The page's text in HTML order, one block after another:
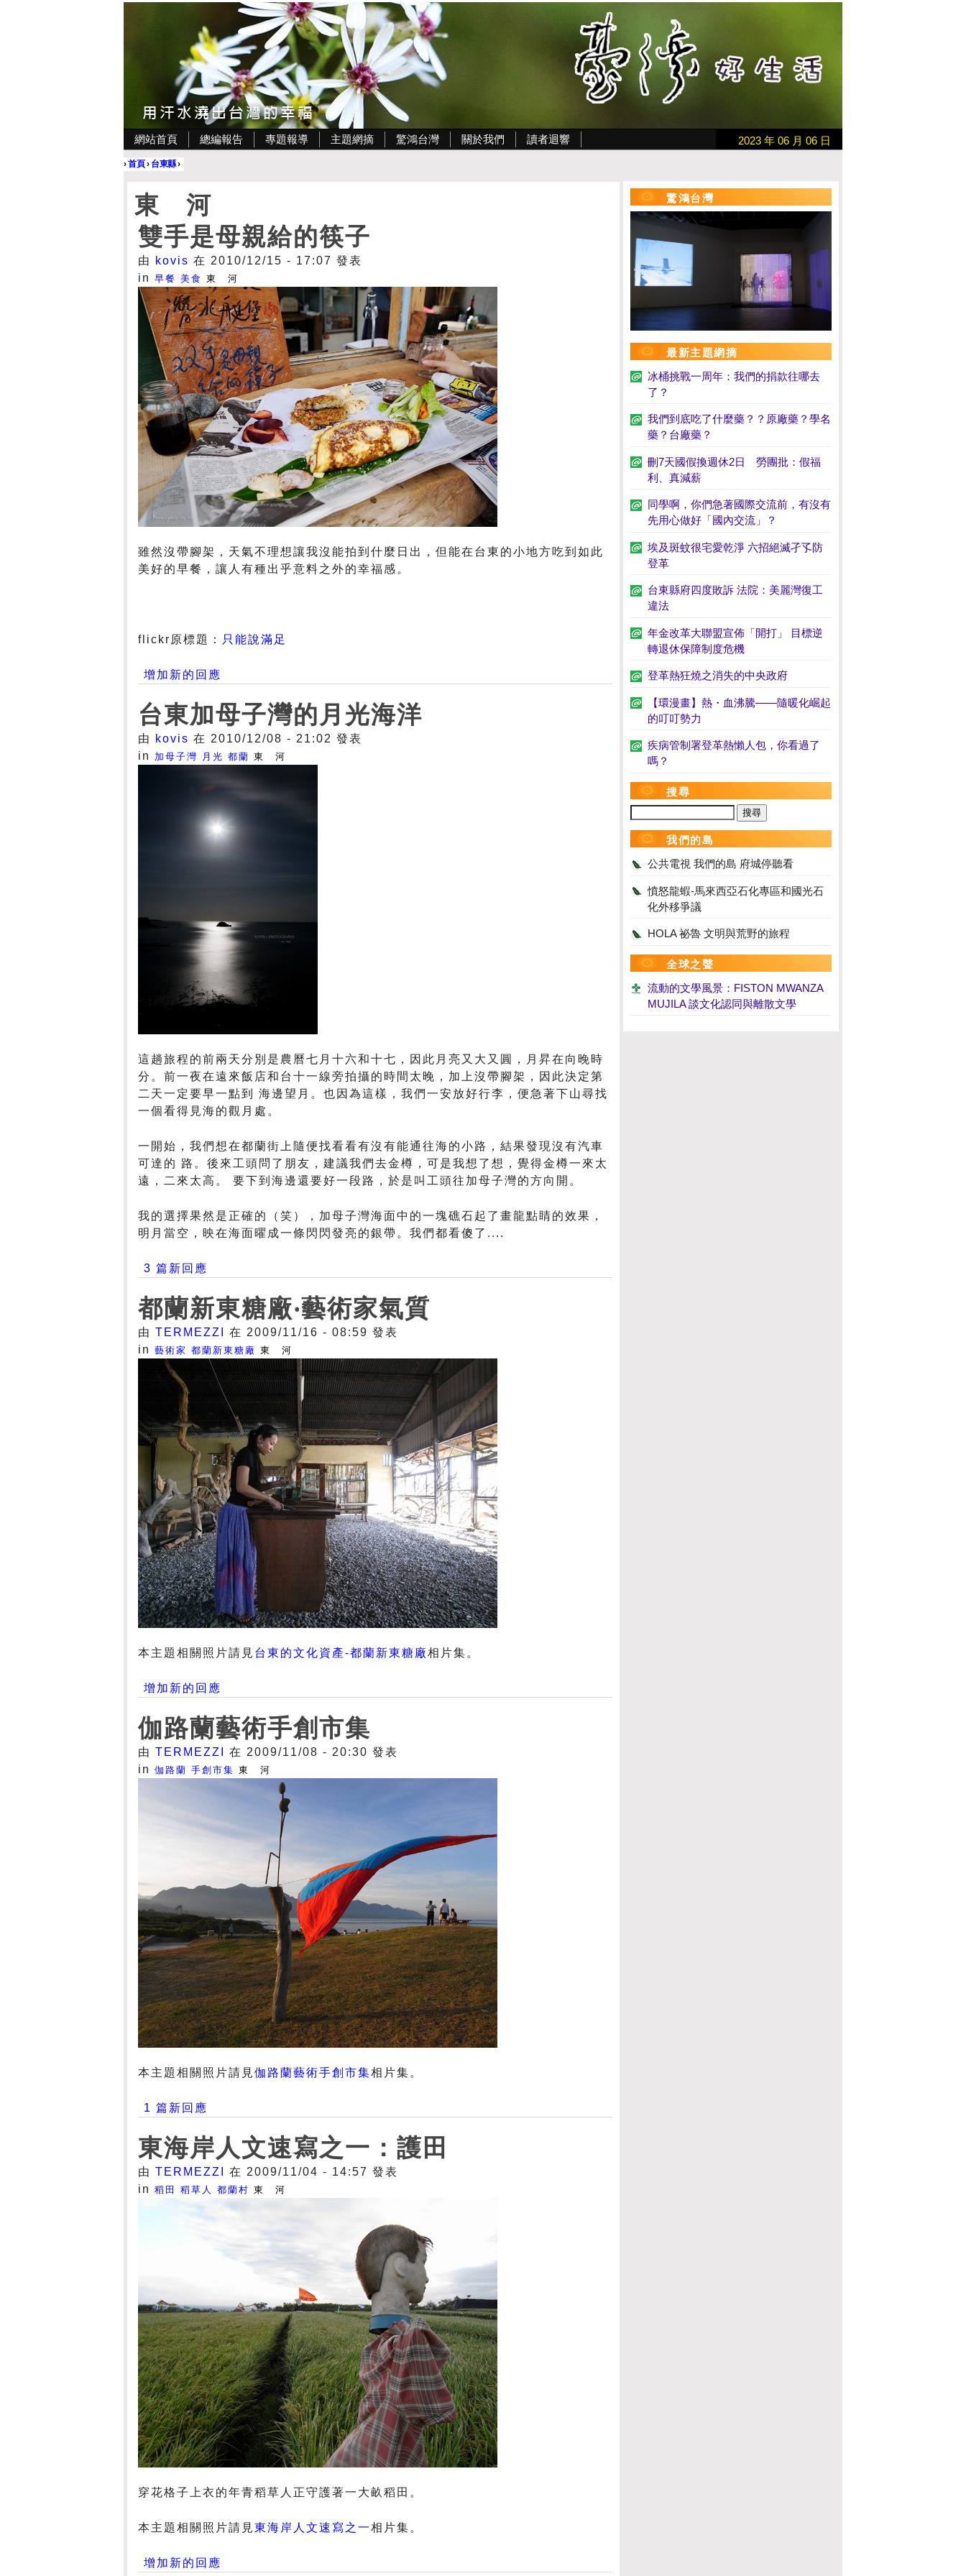
網站首頁 總編報告 專題報導 主題網摘 驚鴻台灣 關於我們 讀者迴響 2023 年 06 月 06 日
›首頁› 台東縣›
東 河
雙手是母親給的筷子
由 kovis 在 2010/12/15 - 17:07 發表
in 早餐 美食 東 河
雖然沒帶腳架，天氣不理想讓我沒能拍到什麼日出，但能在台東的小地方吃到如此
美好的早餐，讓人有種出乎意料之外的幸福感。
flickr原標題： 只能說滿足
增加新的回應
台東加母子灣的月光海洋
由 kovis 在 2010/12/08 - 21:02 發表
in
加母子灣 月光 都蘭 東 河
這趟旅程的前兩天分別是農曆七月十六和十七，因此月亮又大又圓，月昇在向晚時
分。前一夜在遠來飯店和台十一線旁拍攝的時間太晚，加上沒帶腳架，因此決定第
二天一定要早一點到 海邊望月。也因為這樣，我們一安放好行李，便急著下山尋找
一個看得見海的觀月處。
一開始，我們想在都蘭街上隨便找看看有沒有能通往海的小路，結果發現沒有汽車
可達的 路。後來工頭問了朋友，建議我們去金樽，可是我想了想，覺得金樽一來太
遠，二來太高。 要下到海邊還要好一段路，於是叫工頭往加母子灣的方向開。
我的選擇果然是正確的（笑），加母子灣海面中的一塊礁石起了畫龍點睛的效果，
明月當空，映在海面曜成一條閃閃發亮的銀帶。我們都看傻了....
3 篇新回應
都蘭新東糖廠‧藝術家氣質
由 TERMEZZI
在 2009/11/16 - 08:59 發表
in 藝術家 都蘭新東糖廠 東 河
本主題相關照片請見 台東的文化資產-都蘭新東糖廠相片集。
增加新的回應
伽路蘭藝術手創市集
由 TERMEZZI
在 2009/11/08 - 20:30 發表
in 伽路蘭 手創市集 東 河
本主題相關照片請見伽路蘭藝術手創市集相片集。
1 篇新回應
東海岸人文速寫之一：護田
由 TERMEZZI
在 2009/11/04 - 14:57 發表
in 稻田 稻草人 都蘭村 東 河
穿花格子上衣的年青稻草人正守護著一大畝稻田。
本主題相關照片請見東海岸人文速寫之一相片集。
增加新的回應
驚鴻台灣
最新主題網摘
冰桶挑戰一周年：我們的捐款往哪去
了？
我們到底吃了什麼藥？？原廠藥？學名
藥？台廠藥？
刪7天國假換週休2日 勞團批：假福
利、真減薪
同學啊，你們急著國際交流前，有沒有
先用心做好「國內交流」？
埃及斑蚊很宅愛乾淨 六招絕滅孑孓防
登革
台東縣府四度敗訴 法院：美麗灣復工
違法
年金改革大聯盟宣佈「開打」 目標逆
轉退休保障制度危機
登革熱狂燒之消失的中央政府
【環漫畫】熱・血沸騰——隨暖化崛起
的叮叮勢力
疾病管制署登革熱懶人包，你看過了
嗎？
搜尋
我們的島
公共電視 我們的島 府城停聽看
憤怒龍蝦-馬來西亞石化專區和國光石
化外移爭議
HOLA 祕魯 文明與荒野的旅程
全球之聲
流動的文學風景：FISTON MWANZA
MUJILA 談文化認同與離散文學